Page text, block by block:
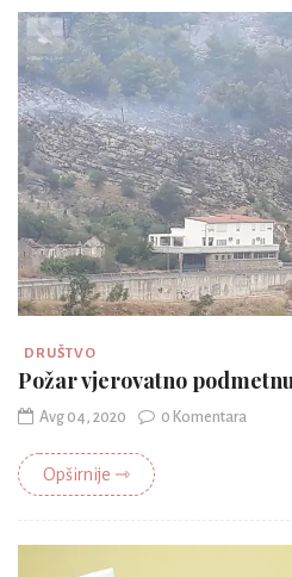
DRUŠTVO
Požar vjerovatno
Avg 04, 2020 0 Komentara
Opširnije ⇾